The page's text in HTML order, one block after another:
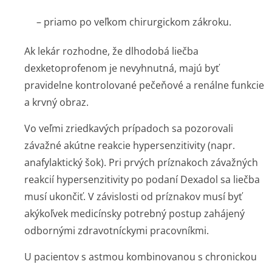
– priamo po veľkom chirurgickom zákroku.
Ak lekár rozhodne, že dlhodobá liečba
dexketoprofenom je nevyhnutná, majú byť
pravidelne kontrolované pečeňové a renálne funkcie
a krvný obraz.
Vo veľmi zriedkavých prípadoch sa pozorovali
závažné akútne reakcie hypersenzitivity (napr.
anafylaktický šok). Pri prvých príznakoch závažných
reakcií hypersenzitivity po podaní Dexadol sa liečba
musí ukončiť. V závislosti od príznakov musí byť
akýkoľvek medicínsky potrebný postup zahájený
odbornými zdravotníckymi pracovníkmi.
U pacientov s astmou kombinovanou s chronickou